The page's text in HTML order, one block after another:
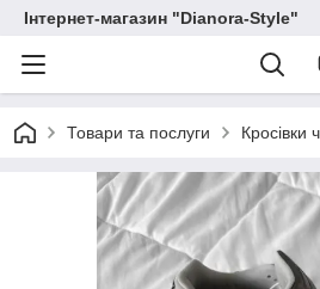
Інтернет-магазин "Dianora-Style"
Товари та послуги Кросівки